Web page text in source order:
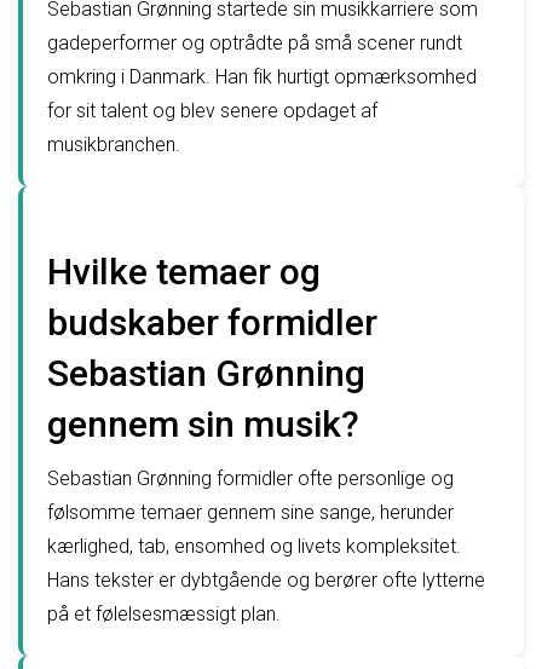
Sebastian Grønning startede sin musikkarriere som
gadeperformer og optrådte på små scener rundt
omkring i Danmark. Han fik hurtigt opmærksomhed
for sit talent og blev senere opdaget af
musikbranchen.
Hvilke temaer og
budskaber formidler
Sebastian Grønning
gennem sin musik?
Sebastian Grønning formidler ofte personlige og
følsomme temaer gennem sine sange, herunder
kærlighed, tab, ensomhed og livets kompleksitet.
Hans tekster er dybtgående og berører ofte lytterne
på et følelsesmæssigt plan.